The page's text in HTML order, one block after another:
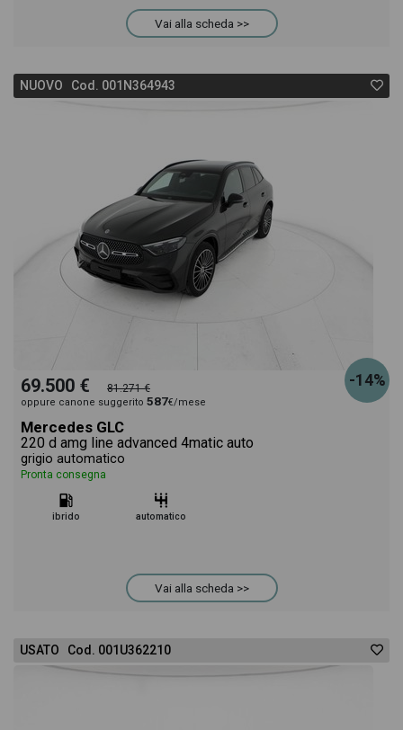
Vai alla scheda >>
NUOVO Cod. 001N364943
-14%
69.500 € 81.271 €
oppure canone suggerito 587€/mese
Mercedes GLC
220 d amg line advanced 4matic auto
grigio automatico
Pronta consegna
ibrido automatico
Vai alla scheda >>
USATO Cod. 001U362210